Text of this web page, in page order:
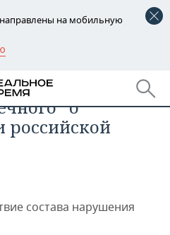
на мобильную
прекратил дело
о
российской
состава нарушения